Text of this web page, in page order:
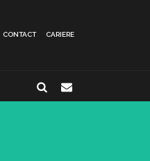
CONTACT CARIERE